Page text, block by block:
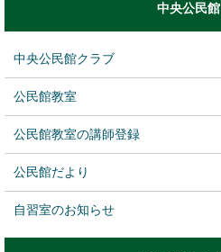
中央公民館
中央公民館クラブ
公民館教室
公民館教室の講師登録
公民館だより
自習室のお知らせ